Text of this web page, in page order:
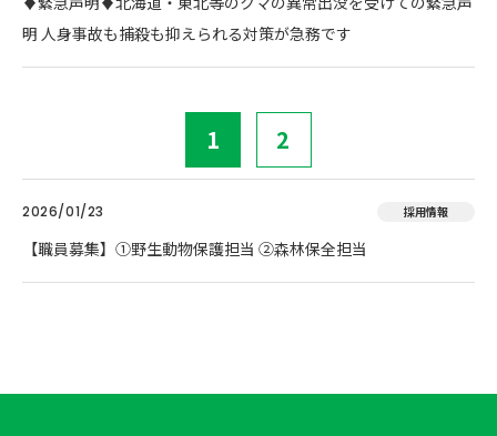
明 人身事故も捕殺も抑えられる対策が急務です
1 2
2026/01/23 採用情報
【職員募集】①野生動物保護担当 ②森林保全担当